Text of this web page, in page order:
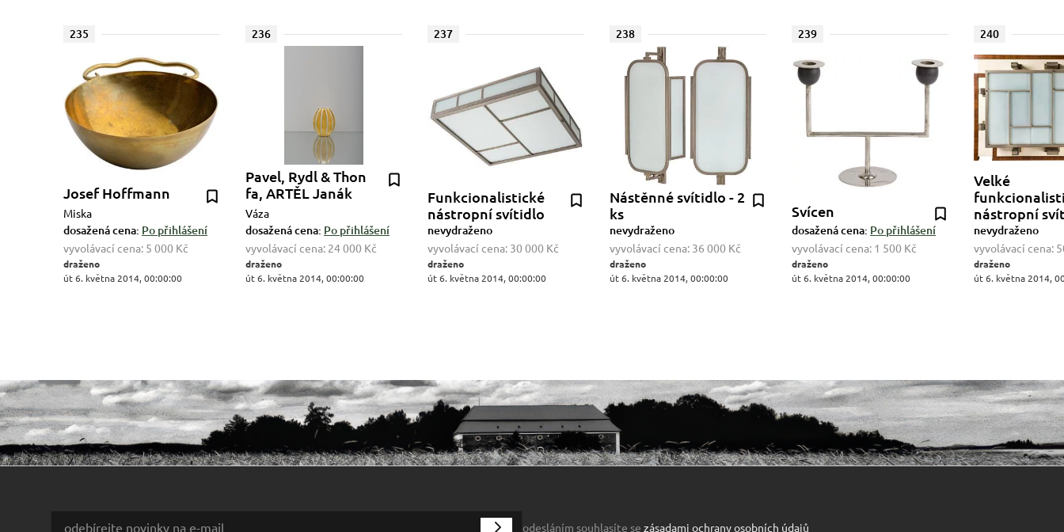
235
Josef Hoffmann
Miska
dosažená cena: Po přihlášení
vyvolávací cena: 5 000 Kč
draženo
út 6. května 2014, 00:00:00
236
Pavel, Rydl & Thon
fa, ARTĚL Janák
Váza
dosažená cena: Po přihlášení
vyvolávací cena: 24 000 Kč
draženo
út 6. května 2014, 00:00:00
237
Funkcionalistické
nástropní svítidlo
nevydraženo
vyvolávací cena: 30 000 Kč
draženo
út 6. května 2014, 00:00:00
238
Nástěnné svítidlo - 2
ks
nevydraženo
vyvolávací cena: 36 000 Kč
draženo
út 6. května 2014, 00:00:00
239
Svícen
dosažená cena: Po přihlášení
vyvolávací cena: 1 500 Kč
draženo
út 6. května 2014, 00:00:00
240
Velké
nástropní
nevydraženo
vyvolávací cena:
draženo
út 6. května 2014,
odesláním souhlasíte se zásadami ochrany osobních údajů